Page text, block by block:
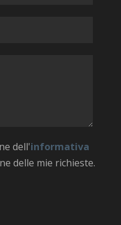
dell'informativa
delle mie richieste.